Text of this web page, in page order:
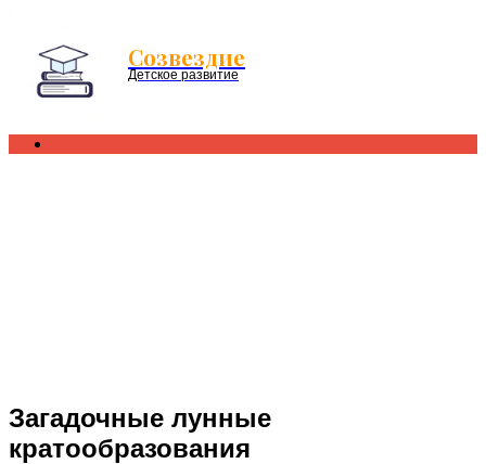
Созвездие
Детское развитие
Загадочные лунные
кратообразования